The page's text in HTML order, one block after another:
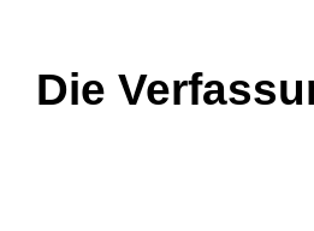
Die